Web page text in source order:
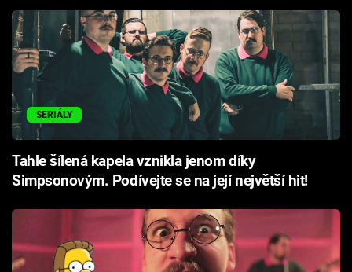
Sledujte prima+
Přihlášení
Sledujte nás
SERIÁLY
Tahle šílená kapela vznikla jenom díky
Simpsonovým. Podívejte se na její největší hit!